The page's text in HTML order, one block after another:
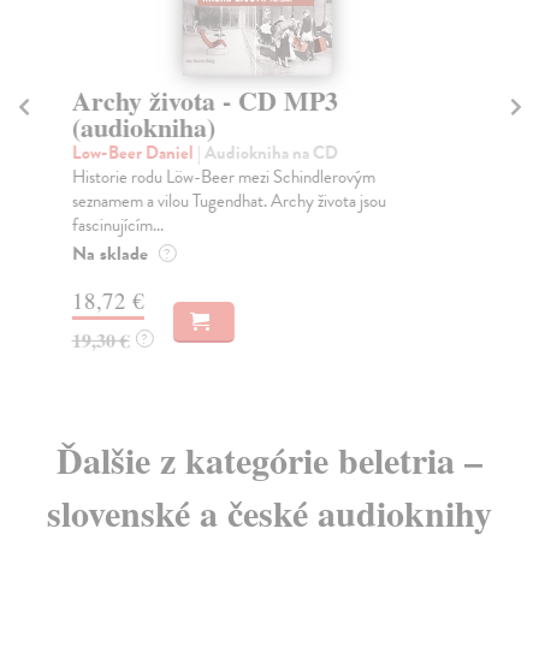
Archy života - CD MP3
(audiokniha)
Low-Beer Daniel | Audiokniha na CD
Historie rodu Löw-Beer mezi Schindlerovým
seznamem a vilou Tugendhat. Archy života jsou
fascinujícím...
Na sklade ?
18,72 €
19,30 € ?
Ďalšie z kategórie beletria –
slovenské a české audioknihy